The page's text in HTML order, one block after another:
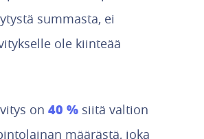
summasta, ei
ole kiinteää
on 40 % siitä valtion
määrästä, joka